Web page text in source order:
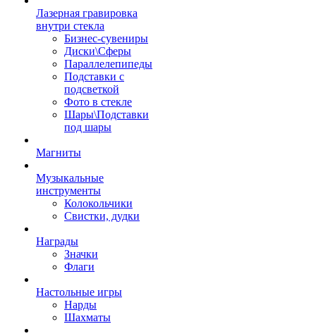
Лазерная гравировка
внутри стекла
Бизнес-сувениры
Диски\Сферы
Параллелепипеды
Подставки с
подсветкой
Фото в стекле
Шары\Подставки
под шары
Магниты
Музыкальные
инструменты
Колокольчики
Свистки, дудки
Награды
Значки
Флаги
Настольные игры
Нарды
Шахматы